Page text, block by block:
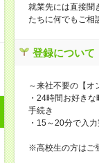
就業先には直接聞
たちに何でもご相
登録について
～来社不要の【オ
・24時間お好き
手続き
・15～20分で入力
※高校生の方はご